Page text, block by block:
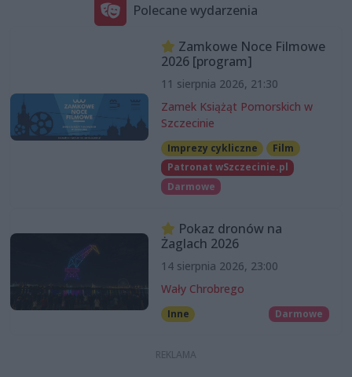
Polecane wydarzenia
Zamkowe Noce Filmowe
2026 [program]
11 sierpnia 2026, 21:30
Zamek Książąt Pomorskich w
Szczecinie
Imprezy cykliczne
Film
Patronat wSzczecinie.pl
Darmowe
Pokaz dronów na
Żaglach 2026
14 sierpnia 2026, 23:00
Wały Chrobrego
Inne Darmowe